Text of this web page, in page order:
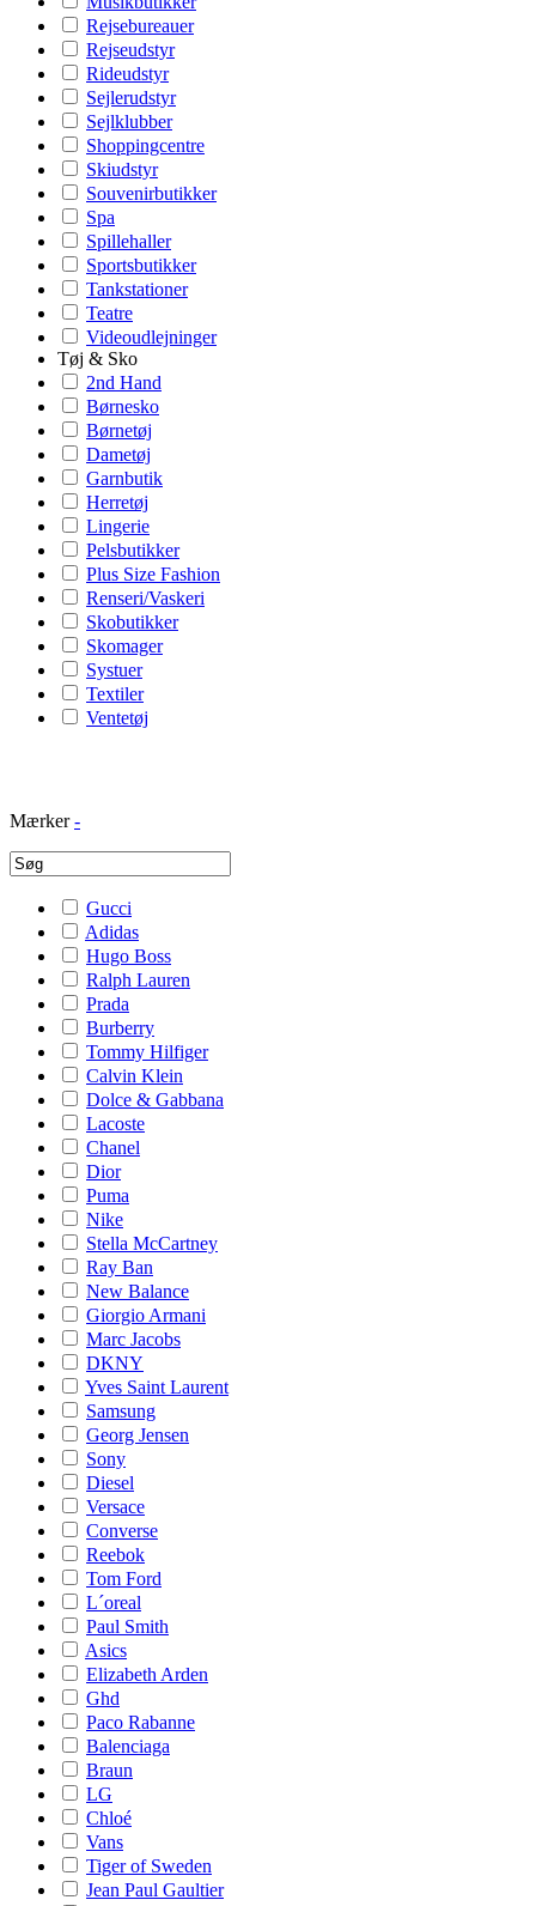
Rejsebureauer
Rejseudstyr
Rideudstyr
Sejlerudstyr
Sejlklubber
Shoppingcentre
Skiudstyr
Souvenirbutikker
Spa
Spillehaller
Sportsbutikker
Tankstationer
Teatre
Videoudlejninger
Tøj & Sko
2nd Hand
Børnesko
Børnetøj
Dametøj
Garnbutik
Herretøj
Lingerie
Pelsbutikker
Plus Size Fashion
Renseri/Vaskeri
Skobutikker
Skomager
Systuer
Textiler
Ventetøj
Mærker -
Gucci
Adidas
Hugo Boss
Ralph Lauren
Prada
Burberry
Tommy Hilfiger
Calvin Klein
Dolce & Gabbana
Lacoste
Chanel
Dior
Puma
Nike
Stella McCartney
Ray Ban
New Balance
Giorgio Armani
Marc Jacobs
DKNY
Yves Saint Laurent
Samsung
Georg Jensen
Sony
Diesel
Versace
Converse
Reebok
Tom Ford
L´oreal
Paul Smith
Asics
Elizabeth Arden
Ghd
Paco Rabanne
Balenciaga
Braun
LG
Chloé
Vans
Tiger of Sweden
Jean Paul Gaultier